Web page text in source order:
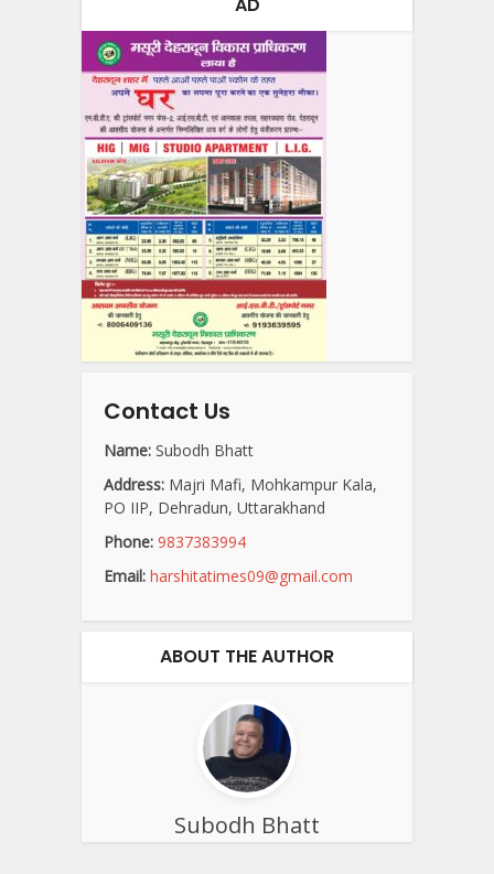
Contact Us
Name: Subodh Bhatt
Address: Majri Mafi, Mohkampur Kala,
PO IIP, Dehradun, Uttarakhand
Phone: 9837383994
Email: harshitatimes09@gmail.com
ABOUT THE AUTHOR
Subodh Bhatt